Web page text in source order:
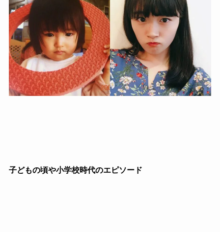
子どもの頃や小学校時代のエピソード